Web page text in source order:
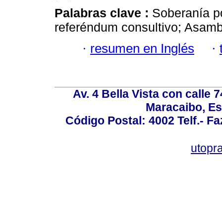
Palabras clave : Soberanía
referéndum consultivo;
· resumen en Inglés ·
Av. 4 Bella Vista con calle
Maracaibo,
Código Postal: 4002 Telf.-